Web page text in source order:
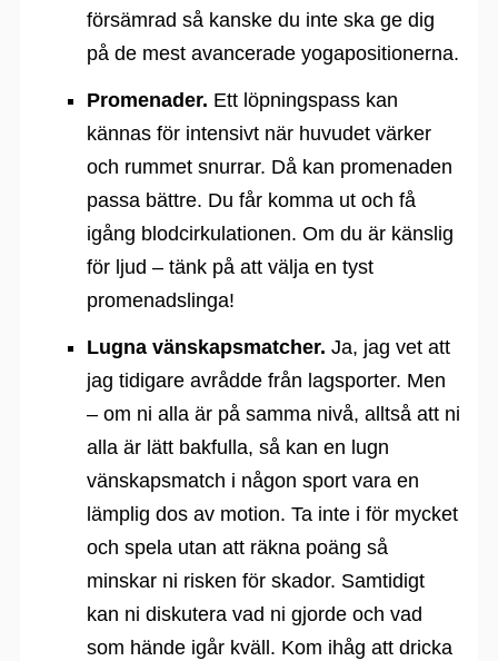
försämrad så kanske du inte ska ge dig
på de mest avancerade yogapositionerna.
Promenader. Ett löpningspass kan
kännas för intensivt när huvudet värker
och rummet snurrar. Då kan promenaden
passa bättre. Du får komma ut och få
igång blodcirkulationen. Om du är känslig
för ljud – tänk på att välja en tyst
promenadslinga!
Lugna vänskapsmatcher. Ja, jag vet att
jag tidigare avrådde från lagsporter. Men
– om ni alla är på samma nivå, alltså att ni
alla är lätt bakfulla, så kan en lugn
vänskapsmatch i någon sport vara en
lämplig dos av motion. Ta inte i för mycket
och spela utan att räkna poäng så
minskar ni risken för skador. Samtidigt
kan ni diskutera vad ni gjorde och vad
som hände igår kväll. Kom ihåg att dricka